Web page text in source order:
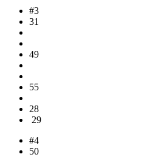
#3
31
49
55
28
29
#4
50